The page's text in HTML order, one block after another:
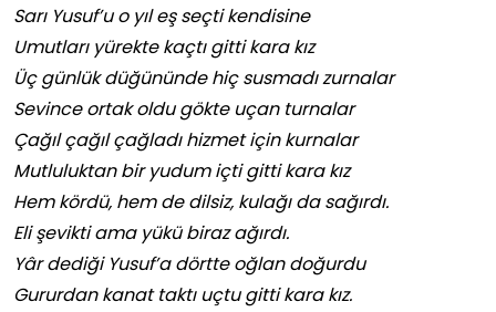
Sarı Yusuf’u o yıl eş seçti kendisine
Umutları yürekte kaçtı gitti kara kız
Üç günlük düğününde hiç susmadı zurnalar
Sevince ortak oldu gökte uçan turnalar
Çağıl çağıl çağladı hizmet için kurnalar
Mutluluktan bir yudum içti gitti kara kız
Hem kördü, hem de dilsiz, kulağı da sağırdı.
Eli şevikti ama yükü biraz ağırdı.
Yâr dediği Yusuf’a dörtte oğlan doğurdu
Gururdan kanat taktı uçtu gitti kara kız.